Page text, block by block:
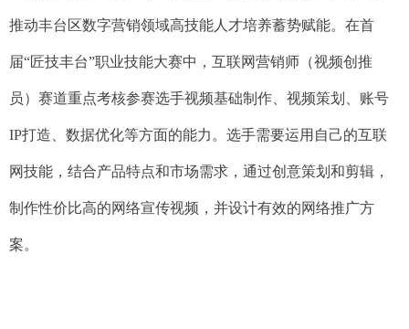
推动丰台区数字营销领域高技能人才培养蓄势赋能。在首
届“匠技丰台”职业技能大赛中，互联网营销师（视频创推
员）赛道重点考核参赛选手视频基础制作、视频策划、账号
IP打造、数据优化等方面的能力。选手需要运用自己的互联
网技能，结合产品特点和市场需求，通过创意策划和剪辑，
制作性价比高的网络宣传视频，并设计有效的网络推广方
案。